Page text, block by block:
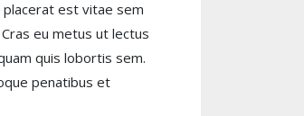
est vitae sem
eu metus ut lectus
quis lobortis sem.
penatibus et